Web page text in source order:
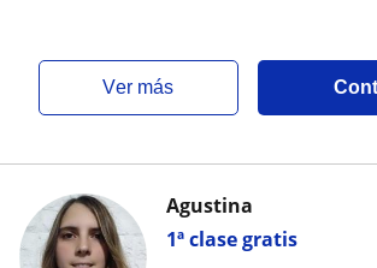
ver más
1ª clase gratis
Agustina